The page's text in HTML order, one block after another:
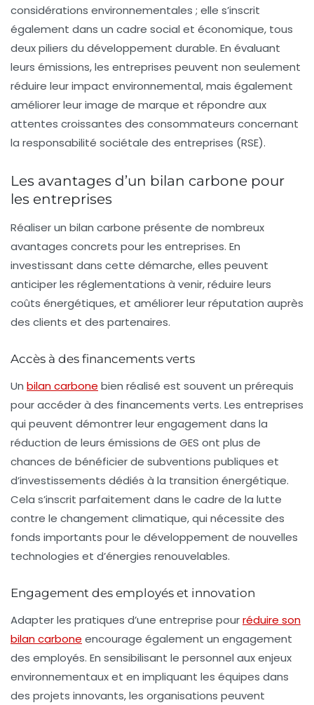
considérations environnementales ; elle s’inscrit
également dans un cadre social et économique, tous
deux piliers du développement durable. En évaluant
leurs émissions, les entreprises peuvent non seulement
réduire leur impact environnemental, mais également
améliorer leur image de marque et répondre aux
attentes croissantes des consommateurs concernant
la responsabilité sociétale des entreprises (RSE).
Les avantages d’un bilan carbone pour
les entreprises
Réaliser un bilan carbone présente de nombreux
avantages concrets pour les entreprises. En
investissant dans cette démarche, elles peuvent
anticiper les réglementations à venir, réduire leurs
coûts énergétiques, et améliorer leur réputation auprès
des clients et des partenaires.
Accès à des financements verts
Un bilan carbone bien réalisé est souvent un prérequis
pour accéder à des financements verts. Les entreprises
qui peuvent démontrer leur engagement dans la
réduction de leurs émissions de GES ont plus de
chances de bénéficier de subventions publiques et
d’investissements dédiés à la transition énergétique.
Cela s’inscrit parfaitement dans le cadre de la lutte
contre le changement climatique, qui nécessite des
fonds importants pour le développement de nouvelles
technologies et d’énergies renouvelables.
Engagement des employés et innovation
Adapter les pratiques d’une entreprise pourréduire son
bilan carbone encourage également un engagement
des employés. En sensibilisant le personnel aux enjeux
environnementaux et en impliquant les équipes dans
des projets innovants, les organisations peuvent